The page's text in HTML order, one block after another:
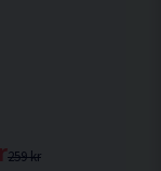
delar
259 kr